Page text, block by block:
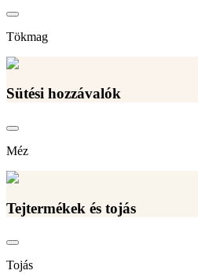
Tökmag
Sütési hozzávalók
Méz
Tejtermékek és tojás
Tojás